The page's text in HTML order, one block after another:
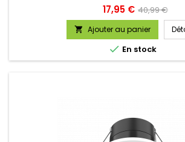
Prix
17,95 € Prix
de
base
40,99 €
 Ajouter au panier
 En stock